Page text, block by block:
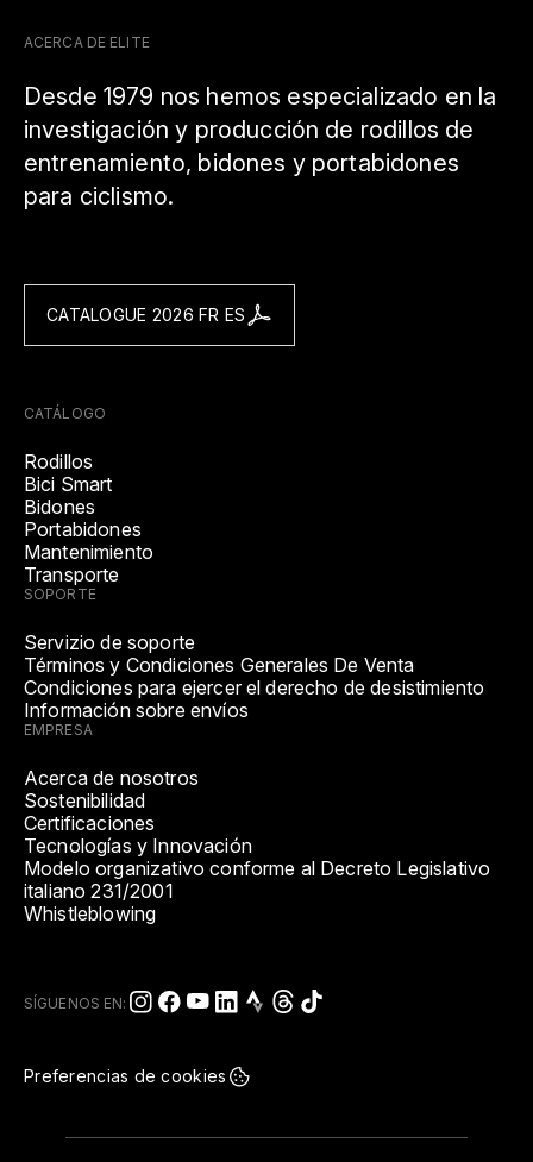
ACERCA DE ELITE
Desde 1979 nos hemos especializado en la
investigación y producción de rodillos de
entrenamiento, bidones y portabidones
para ciclismo.
CATALOGUE 2026 FR ES
CATÁLOGO
Rodillos
Bici Smart
Bidones
Portabidones
Mantenimiento
Transporte
SOPORTE
Servizio de soporte
Términos y Condiciones Generales De Venta
Condiciones para ejercer el derecho de desistimiento
Información sobre envíos
EMPRESA
Acerca de nosotros
Sostenibilidad
Certificaciones
Tecnologías y Innovación
Modelo organizativo conforme al Decreto Legislativo
italiano 231/2001
Whistleblowing
SÍGUENOS EN:
Preferencias de cookies